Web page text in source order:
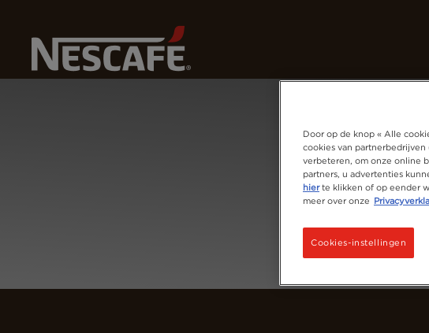
Door op de knop « Alle
cookies van
verbeteren, om onze online
partners, u advertenties
hierte klikken of op eender
meer over onze
Cookies-instellingen